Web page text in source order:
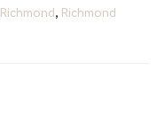
Richmond Richmond